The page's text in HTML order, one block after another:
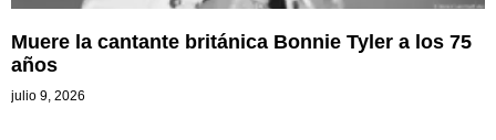
Muere la cantante británica Bonnie Tyler a los 75
años
julio 9, 2026